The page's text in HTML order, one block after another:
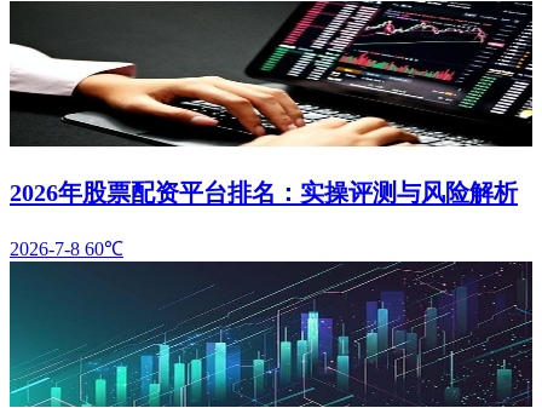
2026年股票配资平台排名：实操评测与风险解析
2026-7-8 60℃